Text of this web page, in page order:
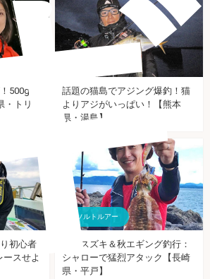
500gオ
トリッ
話題の猫島でアジング爆釣！猫
よりアジがいっぱい！【熊本
県・湯島】
初心者
ースせよ
ソルトルアー
ヒラスズキ＆秋エギング釣行：
シャローで猛烈アタック【長崎
県・平戸】